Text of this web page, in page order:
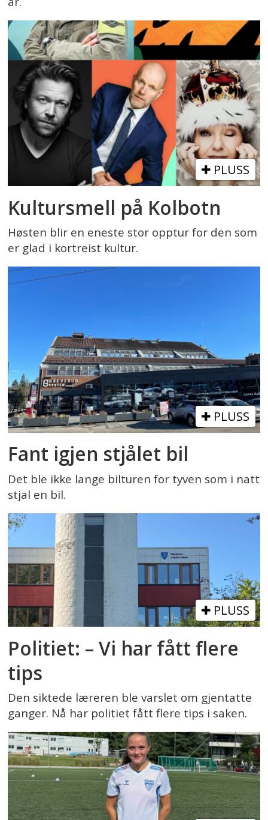
PLUSS
Kultursmell på Kolbotn
Høsten blir en eneste stor opptur for den som
er glad i kortreist kultur.
PLUSS
Fant igjen stjålet bil
Det ble ikke lange bilturen for tyven som i natt
stjal en bil.
PLUSS
Politiet: – Vi har fått flere
tips
Den siktede læreren ble varslet om gjentatte
ganger. Nå har politiet fått flere tips i saken.